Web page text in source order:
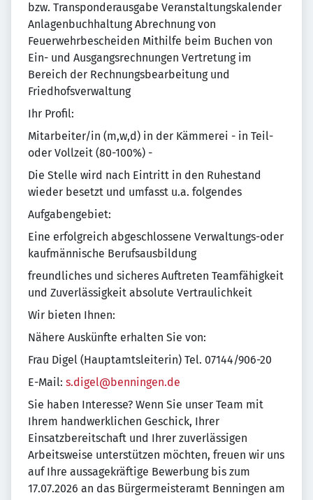
bzw. Transponderausgabe Veranstaltungskalender
Anlagenbuchhaltung Abrechnung von
Feuerwehrbescheiden Mithilfe beim Buchen von
Ein- und Ausgangsrechnungen Vertretung im
Bereich der Rechnungsbearbeitung und
Friedhofsverwaltung
Ihr Profil:
Mitarbeiter/in (m,w,d) in der Kämmerei - in Teil-
oder Vollzeit (80-100%) -
Die Stelle wird nach Eintritt in den Ruhestand
wieder besetzt und umfasst u.a. folgendes
Aufgabengebiet:
Eine erfolgreich abgeschlossene Verwaltungs-oder
kaufmännische Berufsausbildung
freundliches und sicheres Auftreten Teamfähigkeit
und Zuverlässigkeit absolute Vertraulichkeit
Wir bieten Ihnen:
Nähere Auskünfte erhalten Sie von:
Frau Digel (Hauptamtsleiterin) Tel. 07144/906-20
E-Mail: s.digel@benningen.de
Sie haben Interesse? Wenn Sie unser Team mit
Ihrem handwerklichen Geschick, Ihrer
Einsatzbereitschaft und Ihrer zuverlässigen
Arbeitsweise unterstützen möchten, freuen wir uns
auf Ihre aussagekräftige Bewerbung bis zum
17.07.2026 an das Bürgermeisteramt Benningen am